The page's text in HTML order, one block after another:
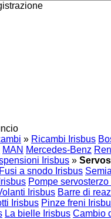
» Ricambi Irisbus
MAN Mercedes-Benz
Irisbus »
Fusi a snodo Irisbus
Pompe
Irisbus Barre di
Irisbus Pinze freni
La bielle Irisbus Cambio